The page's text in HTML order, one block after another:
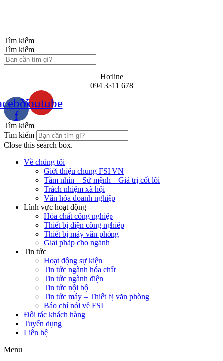
Tìm kiếm
Tìm kiếm
Hotline
094 3311 678
f
Youtube
Tìm kiếm
Tìm kiếm
Close this search box.
Về chúng tôi
Giới thiệu chung FSI VN
Tầm nhìn – Sứ mệnh – Giá trị cốt lõi
Trách nhiệm xã hội
Văn hóa doanh nghiệp
Lĩnh vực hoạt động
Hóa chất công nghiệp
Thiết bị điện công nghiêp
Thiết bị máy văn phòng
Giải pháp cho ngành
Tin tức
Hoạt động sự kiện
Tin tức ngành hóa chất
Tin tức ngành điện
Tin tức nội bộ
Tin tức máy – Thiết bị văn phòng
Báo chí nói về FSI
Đối tác khách hàng
Tuyển dụng
Liên hệ
Menu